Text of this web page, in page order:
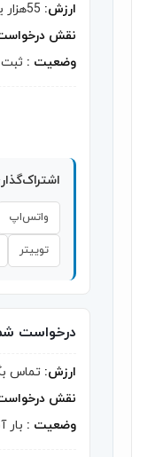
ارزش:
نقش
وضعیت :
واتس‌اپ
توییتر
درخواست شماره
ارزش: تماس
نقش
وضعیت : بار